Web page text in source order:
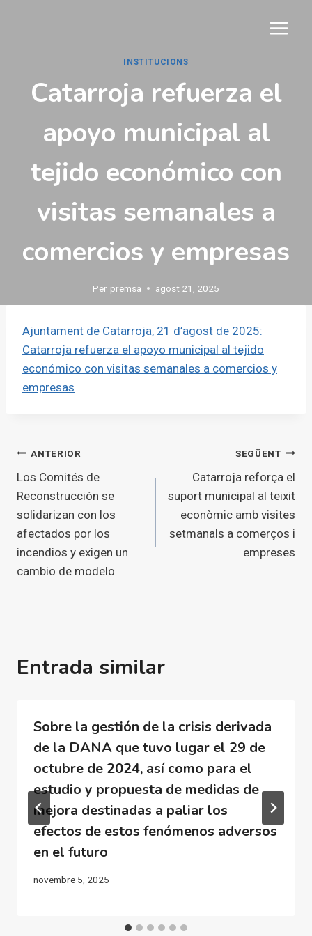
INSTITUCIONS
Catarroja refuerza el
apoyo municipal al
tejido económico con
visitas semanales a
comercios y empresas
Per premsa agost 21, 2025
Ajuntament de Catarroja, 21 d’agost de 2025:
Catarroja refuerza el apoyo municipal al tejido
económico con visitas semanales a comercios y
empresas
Navegació
d'entrades
ANTERIOR
Los Comités de
Reconstrucción se
solidarizan con los
afectados por los
incendios y exigen un
cambio de modelo
SEGÜENT
Catarroja reforça el
suport municipal al teixit
econòmic amb visites
setmanals a comerços i
empreses
Entrada similar
Sobre la gestión de la crisis derivada
de la DANA que tuvo lugar el 29 de
octubre de 2024, así como para el
estudio y propuesta de medidas de
mejora destinadas a paliar los
efectos de estos fenómenos adversos
en el futuro
novembre 5, 2025